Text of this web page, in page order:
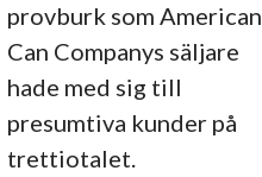
provburk som American
Can Companys säljare
hade med sig till
presumtiva kunder på
trettiotalet.